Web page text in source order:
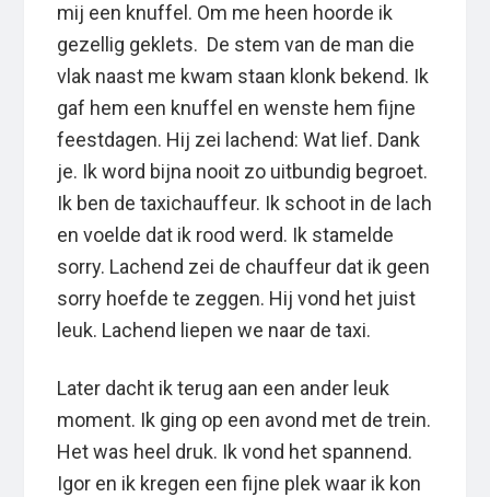
mij een knuffel. Om me heen hoorde ik
gezellig geklets. De stem van de man die
vlak naast me kwam staan klonk bekend. Ik
gaf hem een knuffel en wenste hem fijne
feestdagen. Hij zei lachend: Wat lief. Dank
je. Ik word bijna nooit zo uitbundig begroet.
Ik ben de taxichauffeur. Ik schoot in de lach
en voelde dat ik rood werd. Ik stamelde
sorry. Lachend zei de chauffeur dat ik geen
sorry hoefde te zeggen. Hij vond het juist
leuk. Lachend liepen we naar de taxi.
Later dacht ik terug aan een ander leuk
moment. Ik ging op een avond met de trein.
Het was heel druk. Ik vond het spannend.
Igor en ik kregen een fijne plek waar ik kon